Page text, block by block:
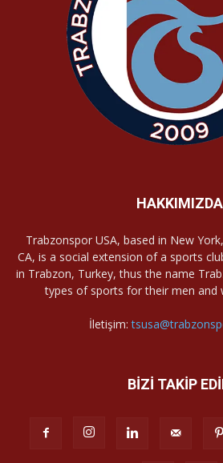
HAKKIMIZDA
Trabzonspor USA, based in New
CA, is a social extension of a sports
in Trabzon, Turkey, thus the name
types of sports for their men and
İletişim:
BİZİ TAKİP